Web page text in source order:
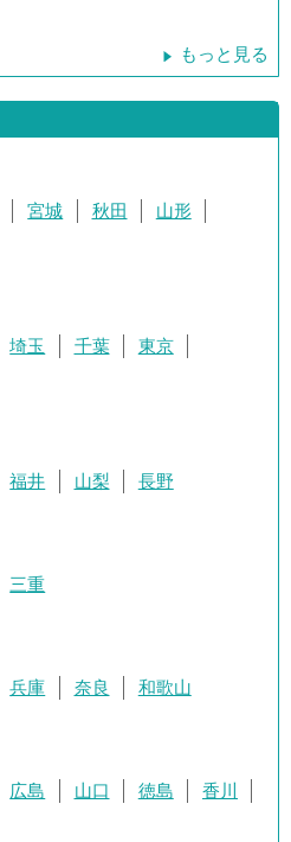
もっと見る
宮城 秋田
山形
埼玉 千葉
東京
福井 山梨 長野
三重
兵庫 奈良 和歌山
広島 山口 徳島
香川